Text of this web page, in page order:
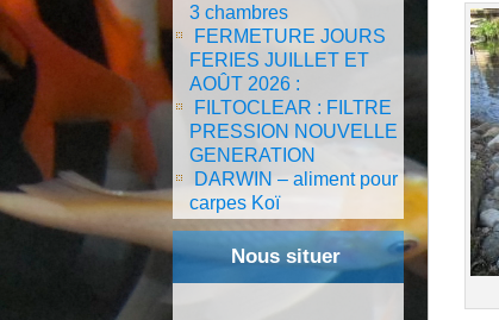
3 chambres
FERMETURE JOURS
FERIES JUILLET ET
AOÛT 2026 :
FILTOCLEAR : FILTRE
PRESSION NOUVELLE
GENERATION
DARWIN – aliment pour
carpes Koï
Nous situer